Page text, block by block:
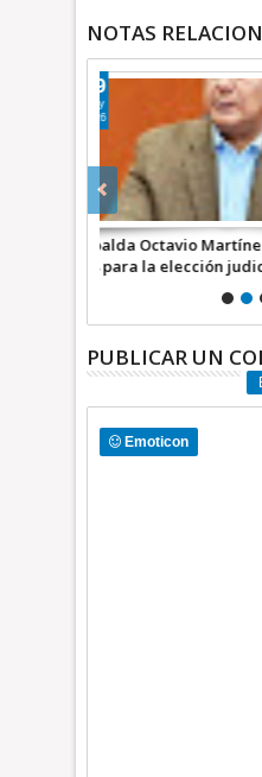
NOTAS
En Ecatepec habrá
al 1 de junio por
28
PUBLICAR UN
Emoticon